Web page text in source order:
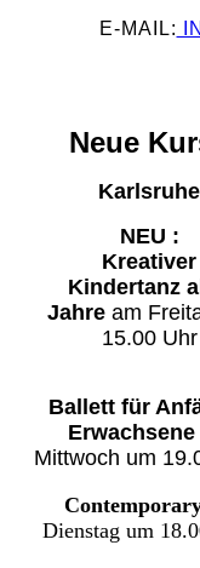
E-MAIL:
Neue
Karlsruhe
NEU :
Kreativer
Kindertanz
Jahre am
15.00 Uhr
Ballett für
Erwachsene
Mittwoch um
Dienstag um